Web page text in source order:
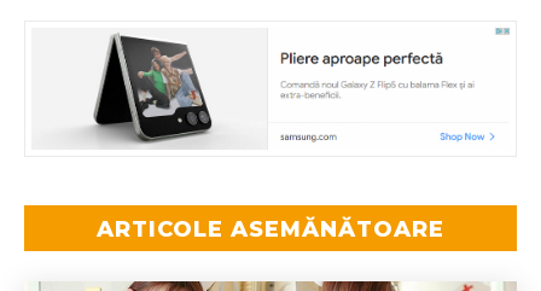
ARTICOLE ASEMĂNĂTOARE